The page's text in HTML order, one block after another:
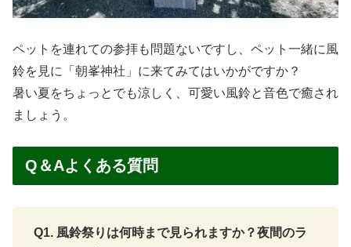
ペットを連れての参拝も問題ないですし、ペット一緒に風
鈴を見に「朝峯神社」に来てみてはいかがですか？
暑い夏をちょっとでも涼しく、可愛い風鈴と音色で癒され
ましょう。
Q＆Aよくある質問
Q1. 風鈴祭りは何時まで見られますか？夜間のラ